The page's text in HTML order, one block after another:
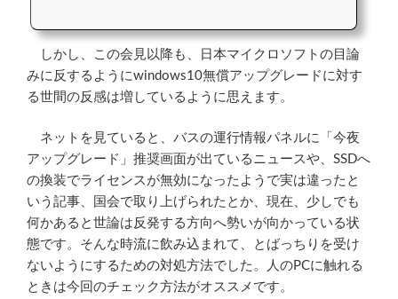
しかし、この会見以降も、日本マイクロソフトの目論
みに反するようにwindows10無償アップグレードに対す
る世間の反感は増しているように思えます。
ネットを見ていると、バスの運行情報パネルに「今夜
アップグレード」推奨画面が出ているニュースや、SSDへ
の換装でライセンスが無効になったようで実は違ったと
いう記事、国会で取り上げられたとか、現在、少しでも
何かあると世論は反発する方向へ勢いが向かっている状
態です。そんな時流に飲み込まれて、とばっちりを受け
ないようにするための対処方法でした。人のPCに触れる
ときは今回のチェック方法がオススメです。